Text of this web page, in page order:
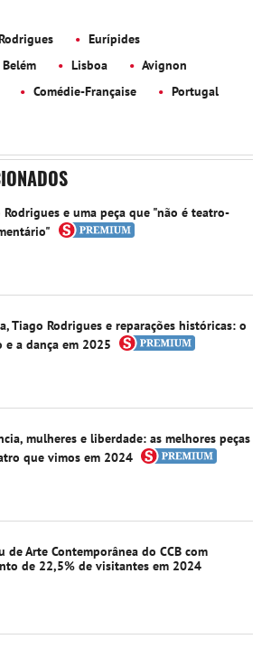
Eurípides
Lisboa
Avignon
Comédie-Française
Portugal
Rodrigues e uma peça que "não é teatro-
Tiago Rodrigues e reparações históricas: o
e a dança em 2025
mulheres e liberdade: as melhores peças
que vimos em 2024
de Arte Contemporânea do CCB com
de 22,5% de visitantes em 2024